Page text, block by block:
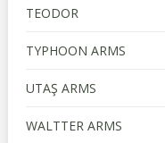
TEODOR
TYPHOON ARMS
UTAŞ ARMS
WALTTER ARMS